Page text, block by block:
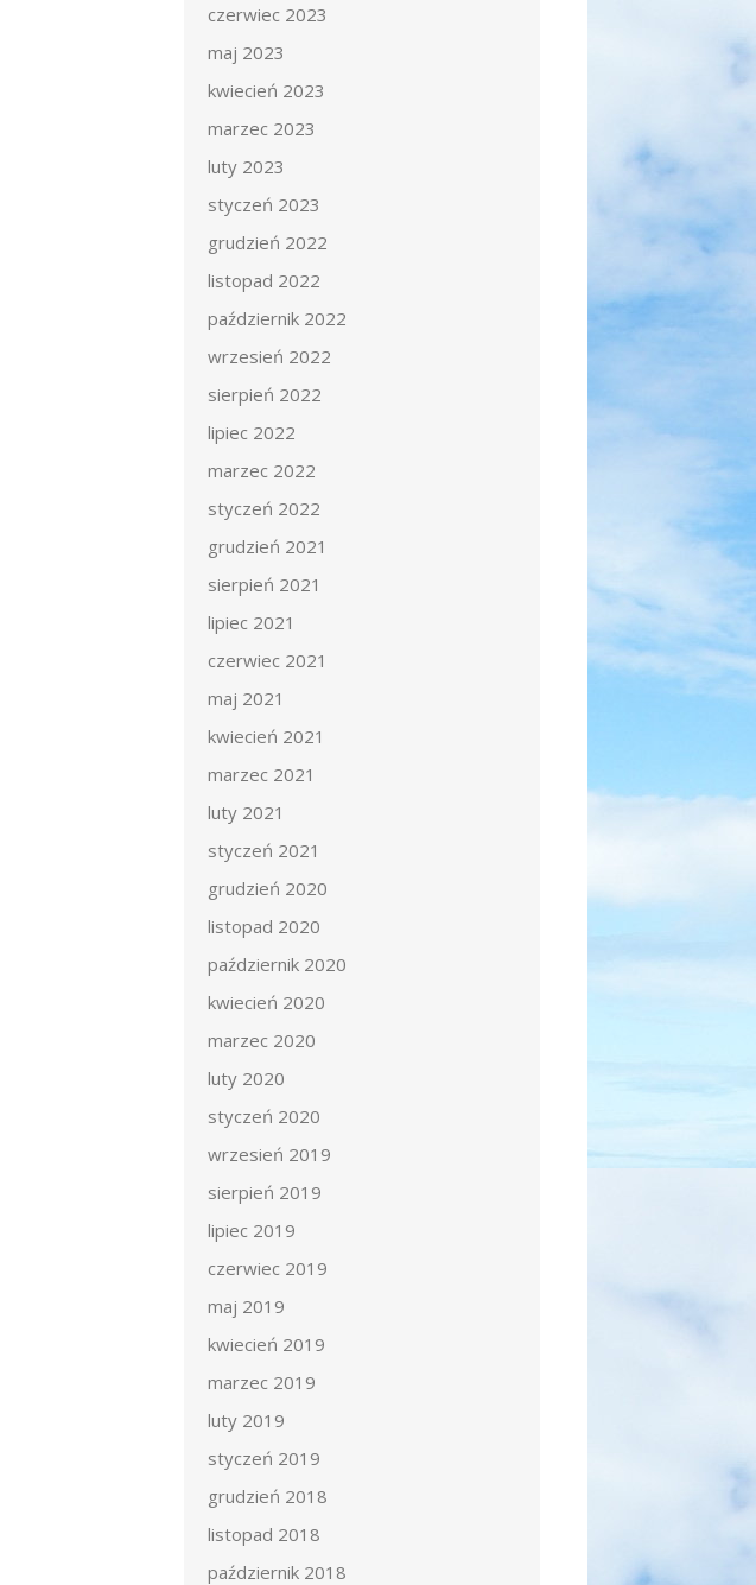
czerwiec 2023
maj 2023
kwiecień 2023
marzec 2023
luty 2023
styczeń 2023
grudzień 2022
listopad 2022
październik 2022
wrzesień 2022
sierpień 2022
lipiec 2022
marzec 2022
styczeń 2022
grudzień 2021
sierpień 2021
lipiec 2021
czerwiec 2021
maj 2021
kwiecień 2021
marzec 2021
luty 2021
styczeń 2021
grudzień 2020
listopad 2020
październik 2020
kwiecień 2020
marzec 2020
luty 2020
styczeń 2020
wrzesień 2019
sierpień 2019
lipiec 2019
czerwiec 2019
maj 2019
kwiecień 2019
marzec 2019
luty 2019
styczeń 2019
grudzień 2018
listopad 2018
październik 2018